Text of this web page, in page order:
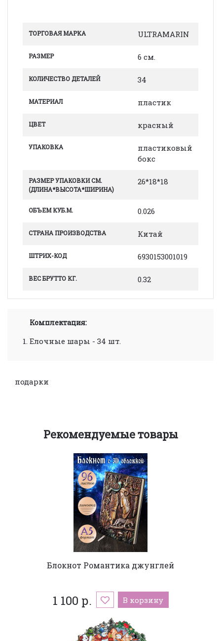
ТОРГОВАЯ МАРКА ULTRAMARIN
РАЗМЕР 6 см.
КОЛИЧЕСТВО ДЕТАЛЕЙ 34
МАТЕРИАЛ пластик
ЦВЕТ красный
УПАКОВКА
пластиковый
бокс
РАЗМЕР УПАКОВКИ СМ.
(ДЛИНА*ВЫСОТА*ШИРИНА)
26*18*18
ОБЪЕМ КУБ.М. 0.026
СТРАНА ПРОИЗВОДСТВА Китай
ШТРИХ-КОД 6930153001019
ВЕС БРУТТО КГ. 0.32
Комплектация:
Елочные шары - 34 шт.
подарки
Рекомендуемые товары
Блокнот Романтика джунглей
1 100 р. В корзину